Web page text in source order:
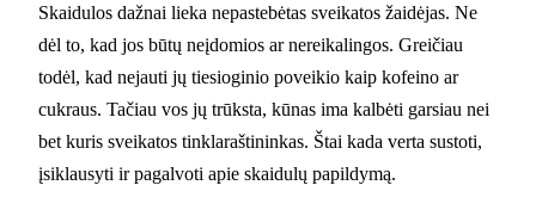
Skaidulos dažnai lieka nepastebėtas sveikatos žaidėjas. Ne
dėl to, kad jos būtų neįdomios ar nereikalingos. Greičiau
todėl, kad nejauti jų tiesioginio poveikio kaip kofeino ar
cukraus. Tačiau vos jų trūksta, kūnas ima kalbėti garsiau nei
bet kuris sveikatos tinklaraštininkas. Štai kada verta sustoti,
įsiklausyti ir pagalvoti apie skaidulų papildymą.